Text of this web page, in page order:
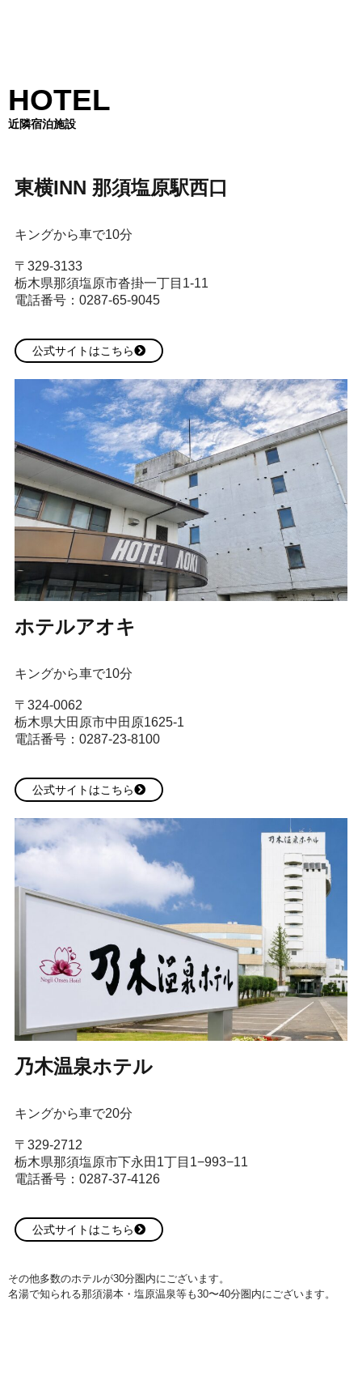
HOTEL
近隣宿泊施設
東横INN 那須塩原駅西口
キングから車で10分
〒329-3133
栃木県那須塩原市沓掛一丁目1-11
電話番号：0287-65-9045
公式サイトはこちら
ホテルアオキ
キングから車で10分
〒324-0062
栃木県大田原市中田原1625-1
電話番号：0287-23-8100
公式サイトはこちら
乃木温泉ホテル
キングから車で20分
〒329-2712
栃木県那須塩原市下永田1丁目1−993−11
電話番号：0287-37-4126
公式サイトはこちら
その他多数のホテルが30分圏内にございます。
名湯で知られる那須湯本・塩原温泉等も30〜40分圏内にございます。